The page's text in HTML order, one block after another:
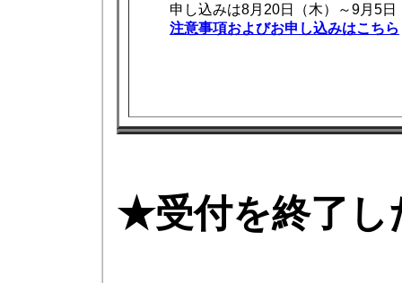
申し込みは8月20日（木）～9月5日
注意事項およびお申し込みはこちら
★受付を終了し